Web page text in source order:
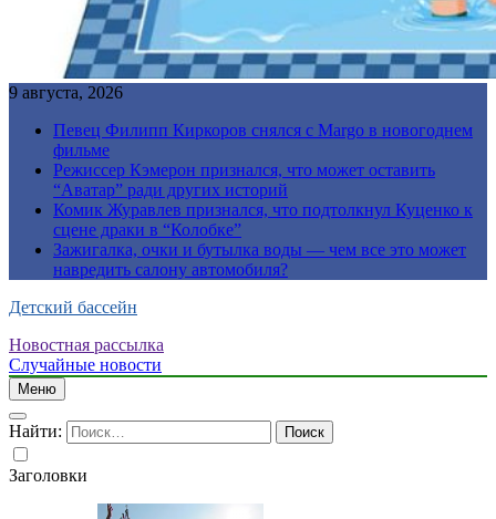
9 августа, 2026
Певец Филипп Киркоров снялся с Margo в новогоднем
фильме
Режиссер Кэмерон признался, что может оставить
“Аватар” ради других историй
Комик Журавлев признался, что подтолкнул Куценко к
сцене драки в “Колобке”
Зажигалка, очки и бутылка воды — чем все это может
навредить салону автомобиля?
Детский бассейн
Новостная рассылка
Случайные новости
Меню
Найти:
Заголовки